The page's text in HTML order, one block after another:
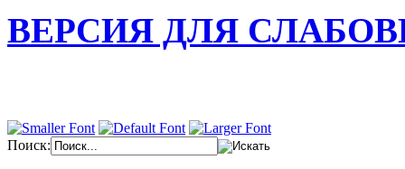
ВЕРСИЯ ДЛЯ
Поиск: